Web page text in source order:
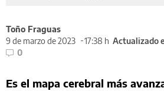
Toño Fraguas
9 de marzo de 2023
17:38 h Actualizado
0
Es el mapa cerebral más